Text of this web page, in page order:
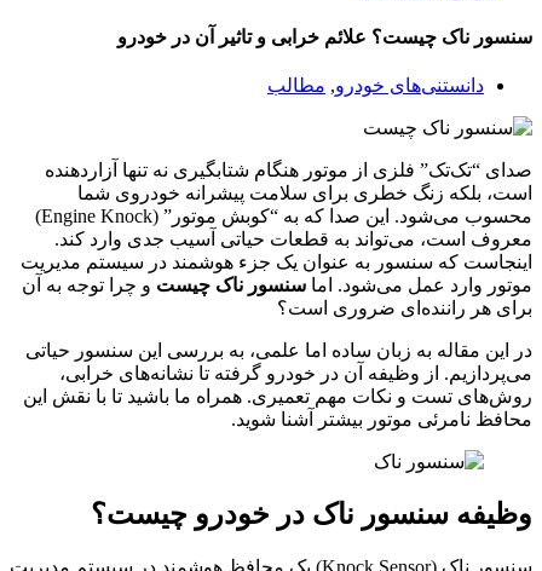
سنسور ناک چیست؟ علائم خرابی و تاثیر آن در خودرو
دانستنی‌های خودرو, مطالب
صدای “تک‌تک” فلزی از موتور هنگام شتابگیری نه تنها آزاردهنده
است، بلکه زنگ خطری برای سلامت پیشرانه خودروی شما
محسوب می‌شود. این صدا که به “کوبش موتور” (Engine Knock)
معروف است، می‌تواند به قطعات حیاتی آسیب جدی وارد کند.
اینجاست که سنسور به عنوان یک جزء هوشمند در سیستم مدیریت
موتور وارد عمل می‌شود. اما سنسور ناک چیست و چرا توجه به آن
برای هر راننده‌ای ضروری است؟
در این مقاله به زبان ساده اما علمی، به بررسی این سنسور حیاتی
می‌پردازیم. از وظیفه آن در خودرو گرفته تا نشانه‌های خرابی،
روش‌های تست و نکات مهم تعمیری. همراه ما باشید تا با نقش این
محافظ نامرئی موتور بیشتر آشنا شوید.
وظیفه سنسور ناک در خودرو چیست؟
سنسور ناک (Knock Sensor) یک محافظ هوشمند در سیستم مدیریت